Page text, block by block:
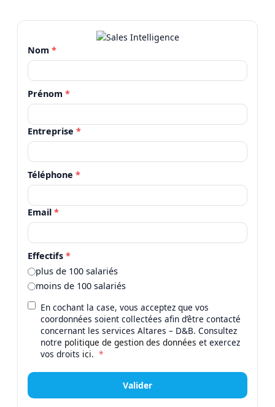
Nom *
Prénom *
Entreprise *
Téléphone *
Email *
Effectifs *
plus de 100 salariés
moins de 100 salariés
En cochant la case, vous acceptez que vos
coordonnées soient collectées afin d’être contacté
concernant les services Altares – D&B. Consultez
notre politique de gestion des données et exercez
vos droits ici. *
Valider